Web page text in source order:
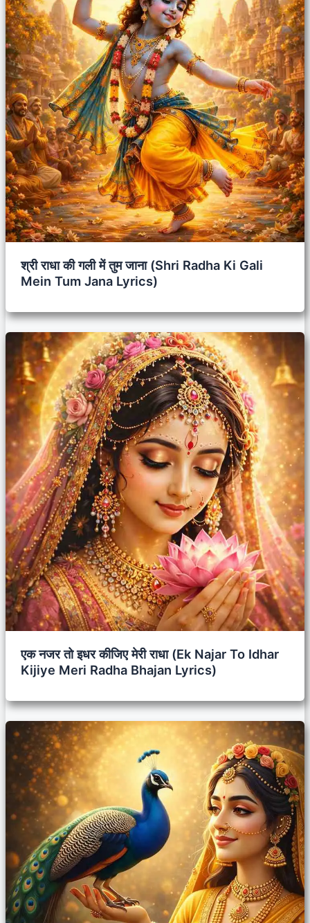
श्री राधा की गली में तुम जाना (Shri Radha Ki Gali
Mein Tum Jana Lyrics)
एक नजर तो इधर कीजिए मेरी राधा (Ek Najar To Idhar
Kijiye Meri Radha Bhajan Lyrics)